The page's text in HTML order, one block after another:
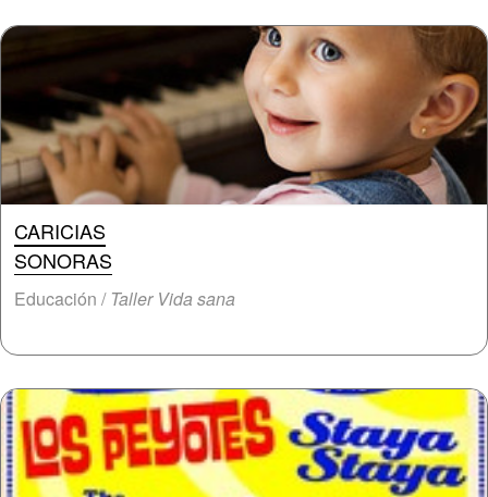
CARICIAS
SONORAS
Educación / Taller Vida sana